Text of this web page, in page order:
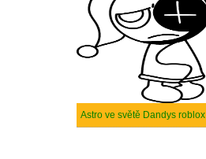
Astro ve světě Dandys roblox